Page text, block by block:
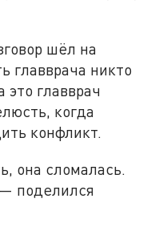
шёл на
главврача никто
это главврач
когда
конфликт.
она сломалась.
поделился